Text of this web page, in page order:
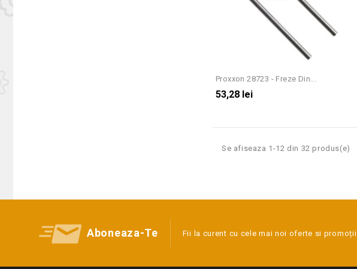
Proxxon 28723 - Freze Din...
53,28 lei
Se afiseaza 1-12 din 32 produs(e)
Aboneaza-Te Fii la curent cu cele mai noi oferte si promoții